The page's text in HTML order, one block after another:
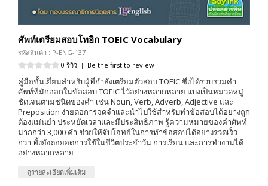
ศัพท์เตรียมสอบโทอิก TOEIC Vocabulary
รหัสสินค้า : P-ENG-137
0 รีวิว | Be the first to review
คู่มือชั้นเยี่ยมสำหรับผู้ที่กำลังเตรียมตัวสอบ TOEIC ซึ่งได้รวบรวมคำ
ศัพท์ที่มักออกในข้อสอบ TOEIC ไว้อย่างหลากหลาย แบ่งเป็นหมวดหมู่
ชัดเจนตามชนิดของคำ เช่น Noun, Verb, Adverb, Adjective และ
Preposition ง่ายต่อการจดจำและนำไปใช้สำหรับทำข้อสอบได้อย่างถูก
ต้องแม่นยำ ประหยัดเวลาและมีประสิทธิภาพ รู้ความหมายของคำศัพท์
มากกว่า 3,000 คำ ช่วยให้จับโจทย์ในการทำข้อสอบได้อย่างรวดเร็ว
กว่า ทั้งยังต่อยอดการใช้ในชีวิตประจำวัน การเรียน และการทำงานได้
อย่างหลากหลาย
ดูรายละเอียดเพิ่มเติม